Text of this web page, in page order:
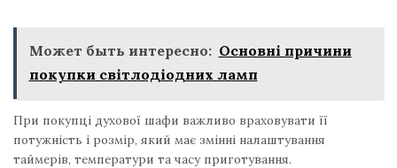
Может быть интересно: Основні причини
покупки світлодіодних ламп
При покупці духової шафи важливо враховувати її
потужність і розмір, який має змінні налаштування
таймерів, температури та часу приготування.